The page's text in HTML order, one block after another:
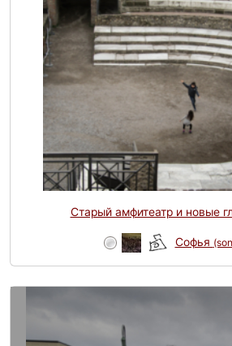
Старый амфитеатр и новые
Софья